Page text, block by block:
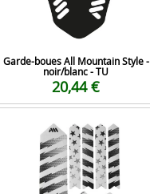
Garde-boues All Mountain Style -
noir/blanc - TU
20,44 €